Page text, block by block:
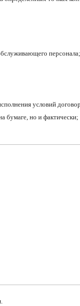
персонала;
условий
бумаге, но и фактически;